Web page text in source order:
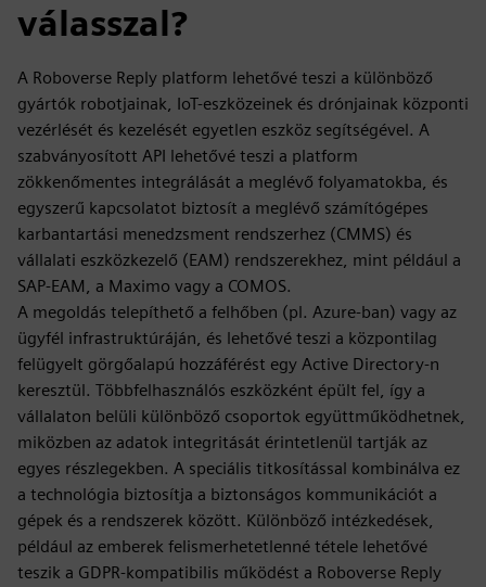
válasszal?
A Roboverse Reply platform lehetővé teszi a különböző
gyártók robotjainak, IoT-eszközeinek és drónjainak központi
vezérlését és kezelését egyetlen eszköz segítségével. A
szabványosított API lehetővé teszi a platform
zökkenőmentes integrálását a meglévő folyamatokba, és
egyszerű kapcsolatot biztosít a meglévő számítógépes
karbantartási menedzsment rendszerhez (CMMS) és
vállalati eszközkezelő (EAM) rendszerekhez, mint például a
SAP-EAM, a Maximo vagy a COMOS.
A megoldás telepíthető a felhőben (pl. Azure-ban) vagy az
ügyfél infrastruktúráján, és lehetővé teszi a központilag
felügyelt görgőalapú hozzáférést egy Active Directory-n
keresztül. Többfelhasználós eszközként épült fel, így a
vállalaton belüli különböző csoportok együttműködhetnek,
miközben az adatok integritását érintetlenül tartják az
egyes részlegekben. A speciális titkosítással kombinálva ez
a technológia biztosítja a biztonságos kommunikációt a
gépek és a rendszerek között. Különböző intézkedések,
például az emberek felismerhetetlenné tétele lehetővé
teszik a GDPR-kompatibilis működést a Roboverse Reply